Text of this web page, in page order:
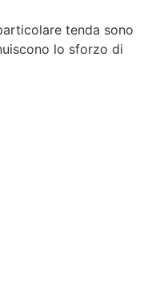
tenda sono
lo sforzo di